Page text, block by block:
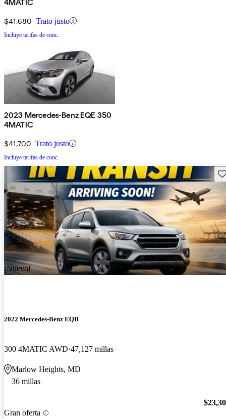
4MATIC
$41,680 Trato justo
Incluye tarifas de conc.
2023 Mercedes-Benz EQE 350
4MATIC
$41,700 Trato justo
Incluye tarifas de conc.
¡Nuevo!
2022 Mercedes-Benz EQB
300 4MATIC AWD 47,127 millas
Marlow Heights, MD
36 millas
Gran oferta